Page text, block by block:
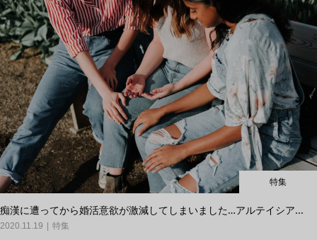
特集
痴漢に遭ってから婚活意欲が激減してしまいました…アルテイシア...
2020.11.19 特集